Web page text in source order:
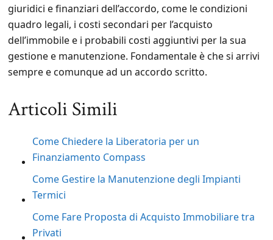
giuridici e finanziari dell’accordo, come le condizioni
quadro legali, i costi secondari per l’acquisto
dell’immobile e i probabili costi aggiuntivi per la sua
gestione e manutenzione. Fondamentale è che si arrivi
sempre e comunque ad un accordo scritto.
Articoli Simili
Come Chiedere la Liberatoria per un
Finanziamento Compass
Come Gestire la Manutenzione degli Impianti
Termici
Come Fare Proposta di Acquisto Immobiliare tra
Privati